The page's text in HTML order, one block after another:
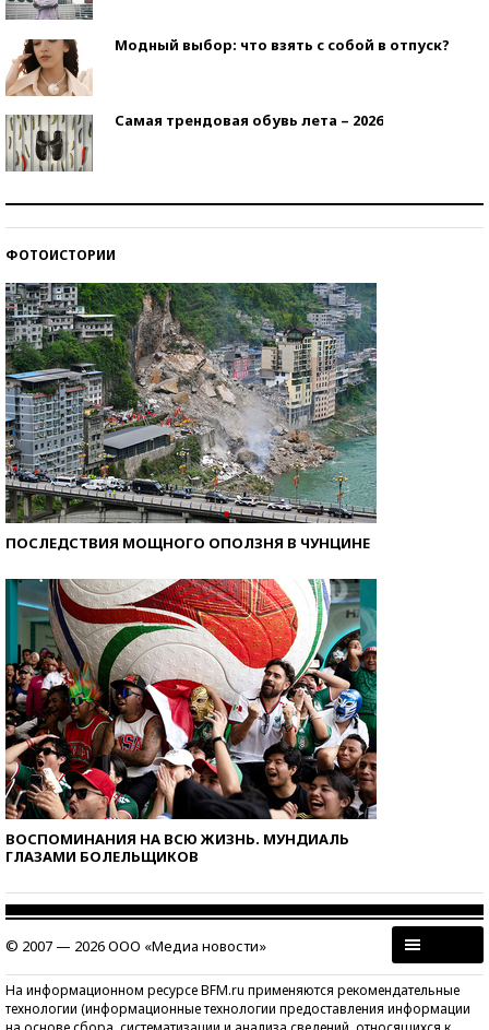
Модный выбор: что взять с собой в отпуск?
Самая трендовая обувь лета – 2026
ФОТОИСТОРИИ
ПОСЛЕДСТВИЯ МОЩНОГО ОПОЛЗНЯ В ЧУНЦИНЕ
ВОСПОМИНАНИЯ НА ВСЮ ЖИЗНЬ. МУНДИАЛЬ
ГЛАЗАМИ БОЛЕЛЬЩИКОВ
© 2007 — 2026 ООО «Медиа новости»
На информационном ресурсе BFM.ru применяются рекомендательные
технологии (информационные технологии предоставления информации